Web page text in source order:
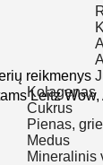
reikmenys
Kolagenas
Cukrus
Pienas,
Medus
Mineralinis
Leitz